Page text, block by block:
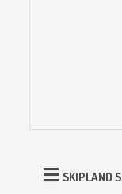
SKIPLAND